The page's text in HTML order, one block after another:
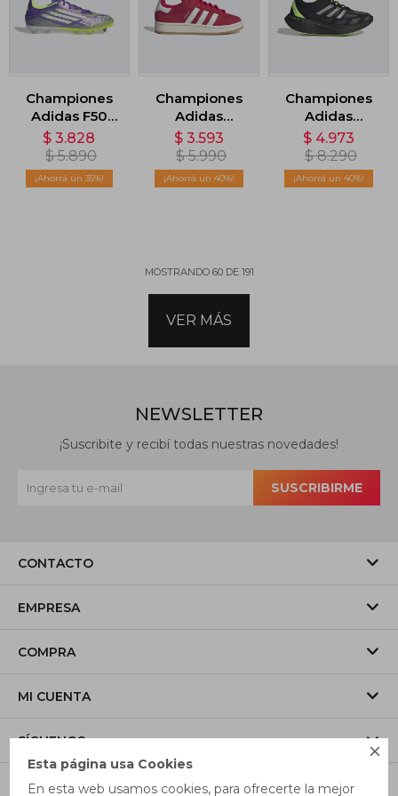

Esta página usa Cookies
En esta web usamos cookies, para ofrecerte la mejor
Championes
Adidas F50
League -
Violeta
$ 3.828
$ 5.890
35
Championes
Adidas
Campus 00s -
Rojo
$ 3.593
$ 5.990
40
Championes
Adidas
Adizero Aruku
- Negro
$ 4.973
$ 8.290
40
MOSTRANDO 60DE 191
VER MÁS
CONTACTO
EMPRESA
COMPRA
MI CUENTA
SÍGUENOS
NEWSLETTER
¡Suscribite y recibí todas nuestras novedades!
SUSCRIBIRME